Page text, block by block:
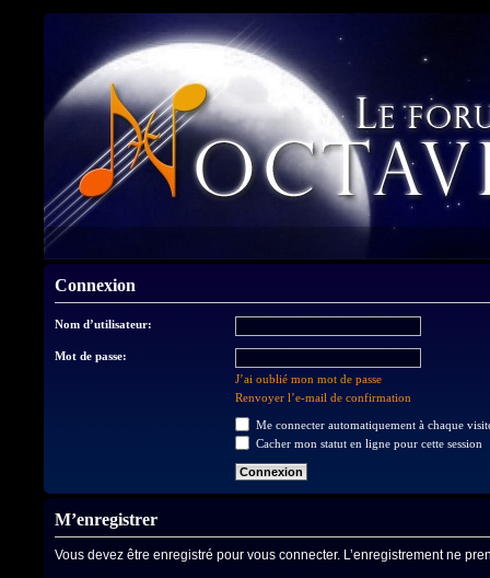
Connexion
Nom d’utilisateur:
Mot de passe:
J’ai oublié mon mot de passe
Renvoyer l’e-mail de confirmation
Me connecter automatiquement à chaque
Cacher mon statut en ligne pour cette session
M’enregistrer
Vous devez être enregistré pour vous connecter. L’enregistrement ne